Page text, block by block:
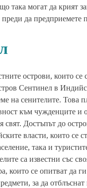
така могат да крият
преди да предприемете
острови, които се
Сентинел в
на сенителите. Това
към чужденците и
свят. Достъпът до
власти, които се
така и
са известни със
които се опитват да
за да